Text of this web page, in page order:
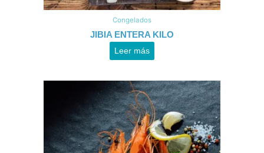
Congelados
JIBIA ENTERA KILO
Leer más